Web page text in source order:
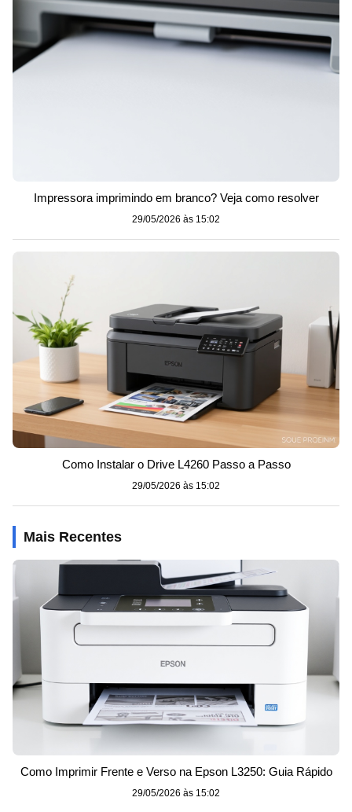
Impressora imprimindo em branco? Veja como resolver
29/05/2026 às 15:02
Como Instalar o Drive L4260 Passo a Passo
29/05/2026 às 15:02
Mais Recentes
Como Imprimir Frente e Verso na Epson L3250: Guia Rápido
29/05/2026 às 15:02